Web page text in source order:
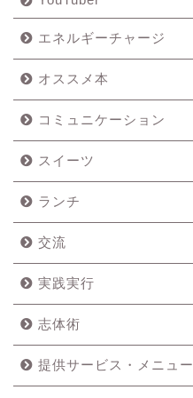
エネルギーチャージ
オススメ本
コミュニケーション
スイーツ
ランチ
交流
実践実行
志体術
提供サービス・メニュー